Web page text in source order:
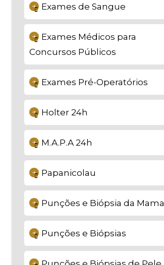
Exames de Sangue
Exames Médicos para
Concursos Públicos
Exames Pré-Operatórios
Holter 24h
M.A.P.A 24h
Papanicolau
Punções e Biópsia da Mama
Punções e Biópsias